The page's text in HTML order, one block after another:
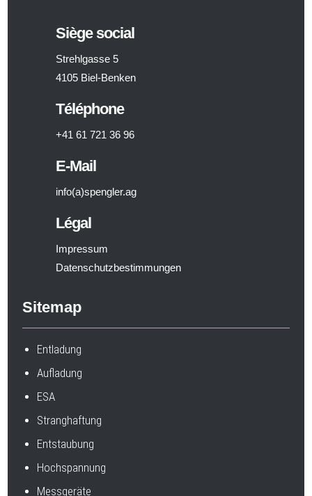
Siège social
Strehlgasse 5
4105 Biel-Benken
Téléphone
+41 61 721 36 96
E-Mail
info(a)spengler.ag
Légal
Impressum
Datenschutzbestimmungen
Sitemap
Entladung
Aufladung
ESA
Stranghaftung
Entstaubung
Hochspannung
Messgeräte